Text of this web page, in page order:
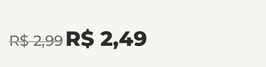
R$2,99 R$ 2,49